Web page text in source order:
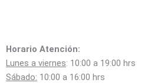
Horario Atención:
Lunes a viernes: 10:00 a 19:00 hrs
Sábado: 10:00 a 16:00 hrs